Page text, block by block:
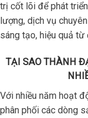
trị cốt lõi để phát
lượng, dịch vụ
sáng tạo, hiệu quả từ
TẠI SAO THÀNH
Với nhiều năm hoạt
phân phối các dòng